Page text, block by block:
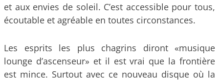
et aux envies de soleil. C’est accessible pour tous,
écoutable et agréable en toutes circonstances.
Les esprits les plus chagrins diront «musique
lounge d’ascenseur» et il est vrai que la frontière
est mince. Surtout avec ce nouveau disque où la